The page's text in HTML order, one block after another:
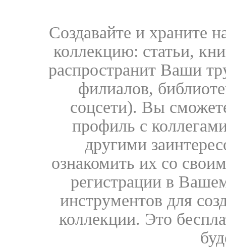
Создавайте и храните
коллекцию: статьи,
распространит Ваши
филиалов,
соцсети). Вы
профиль с
другими
ознакомить их со
регистрации в
инструментов для
коллекции. Это